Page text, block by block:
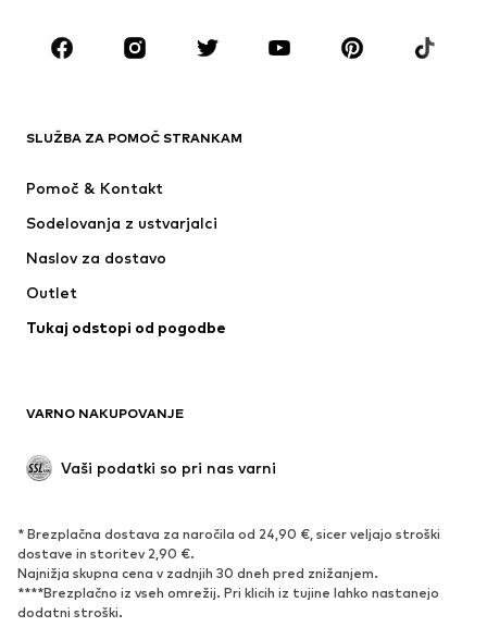
Dodatki
Premium
Novo
Perilo
Plašči
Kopalke & Kopalna moda
'Upcycling'
Novo
Superge
Gležnjarji
Čevlji z visoko peto
SLUŽBA ZA POMOČ STRANKAM
Pomoč & Kontakt
Sodelovanja z ustvarjalci
Naslov za dostavo
Outlet
Tukaj odstopi od pogodbe
VARNO NAKUPOVANJE
Vaši podatki so pri nas varni
* Brezplačna dostava za naročila od 24,90 €, sicer veljajo stroški
dostave in storitev 2,90 €.
Najnižja skupna cena v zadnjih 30 dneh pred znižanjem.
****Brezplačno iz vseh omrežij. Pri klicih iz tujine lahko nastanejo
dodatni stroški.